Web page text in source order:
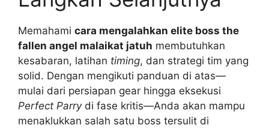
Memahami cara mengalahkan elite boss the
fallen angel malaikat jatuh membutuhkan
kesabaran, latihan timing, dan strategi tim yang
solid. Dengan mengikuti panduan di atas—
mulai dari persiapan gear hingga eksekusi
Perfect Parrydi fase kritis—Anda akan mampu
menaklukkan salah satu boss tersulit di